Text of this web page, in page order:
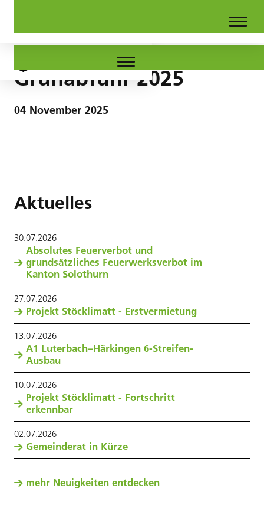
Grünabfuhr 2025
04 November 2025
Aktuelles
30.07.2026
Absolutes Feuerverbot und
grundsätzliches Feuerwerksverbot im
Kanton Solothurn
27.07.2026
Projekt Stöcklimatt - Erstvermietung
13.07.2026
A1 Luterbach–Härkingen 6-Streifen-
Ausbau
10.07.2026
Projekt Stöcklimatt - Fortschritt
erkennbar
02.07.2026
Gemeinderat in Kürze
mehr Neuigkeiten entdecken